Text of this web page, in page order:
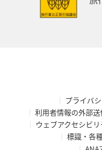
プライバ
利用者情報の外部
ウェブアクセシビ
標識・各